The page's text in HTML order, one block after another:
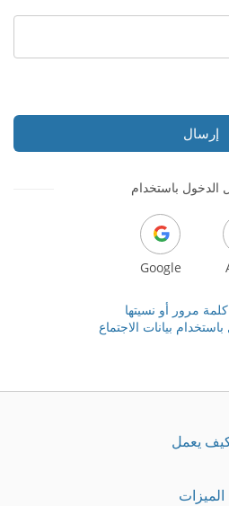
إرسال
الدخول باستخدام
Google
مرور أو نسيتها
بيانات الاجتماع
يعمل
الميزات